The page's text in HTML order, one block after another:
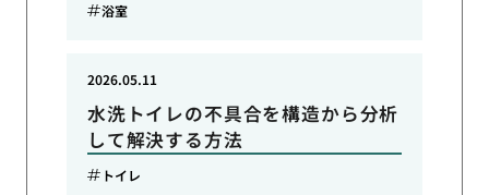
浴室
水洗トイレの不具合を構造から分析
して解決する方法
2026.05.11
トイレ